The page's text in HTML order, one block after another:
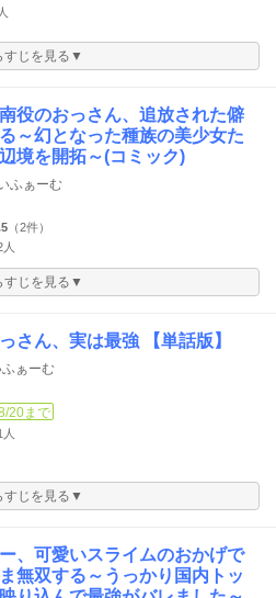
すじを見る▼
役のおっさん、追放された僻
～幻となった種族の美少女た
境を開拓～(コミック)
ふぁーむ
（2件）
すじを見る▼
さん、実は最強 【単話版】
ぁーむ
20まで
すじを見る▼
、可愛いスライムのおかげで
無双する～うっかり国内トッ